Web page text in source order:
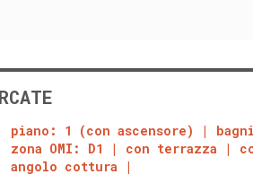
piano: 1 (con ascensore)
zona OMI: D1
con terrazza
angolo cottura